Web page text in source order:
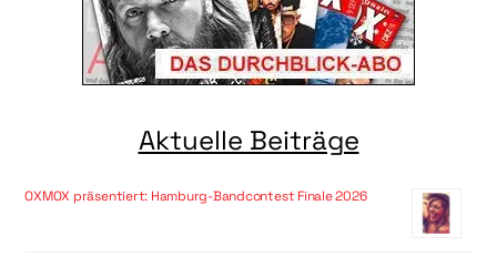
Aktuelle Beiträge
OXMOX präsentiert: Hamburg-Bandcontest Finale 2026